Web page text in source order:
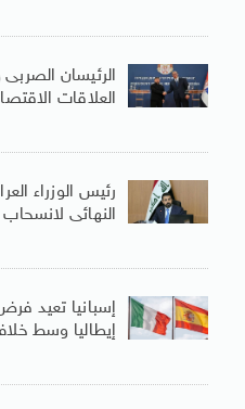
الرئيسان الصربى
العلاقات
النهائى
إسبانيا تعيد
إيطاليا وسط